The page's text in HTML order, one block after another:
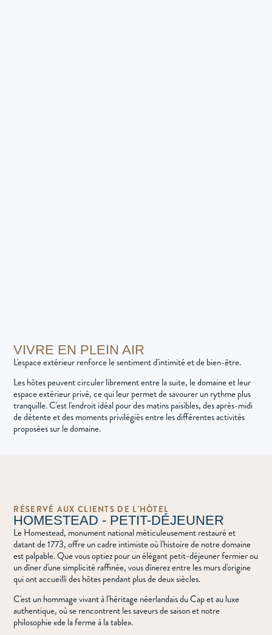
VIVRE EN PLEIN AIR
L'espace extérieur renforce le sentiment d'intimité et de bien-être.
Les hôtes peuvent circuler librement entre la suite, le domaine et leur
espace extérieur privé, ce qui leur permet de savourer un rythme plus
tranquille. C'est l'endroit idéal pour des matins paisibles, des après-midi
de détente et des moments privilégiés entre les différentes activités
proposées sur le domaine.
RÉSERVÉ AUX CLIENTS DE L'HÔTEL
HOMESTEAD - PETIT-DÉJEUNER
Le Homestead, monument national méticuleusement restauré et
datant de 1773, offre un cadre intimiste où l'histoire de notre domaine
est palpable. Que vous optiez pour un élégant petit-déjeuner fermier ou
un dîner d'une simplicité raffinée, vous dînerez entre les murs d'origine
qui ont accueilli des hôtes pendant plus de deux siècles.
C'est un hommage vivant à l'héritage néerlandais du Cap et au luxe
authentique, où se rencontrent les saveurs de saison et notre
philosophie «de la ferme à la table».